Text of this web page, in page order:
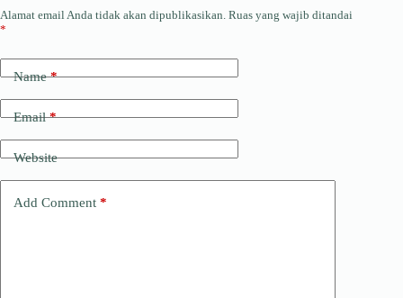
Alamat email Anda tidak akan dipublikasikan. Ruas yang wajib ditandai
*
Name*
Email*
Website
Add Comment *